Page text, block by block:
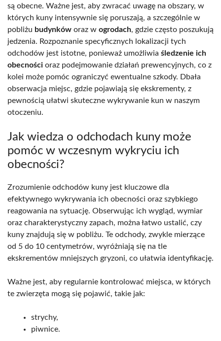
są obecne. Ważne jest, aby zwracać uwagę na obszary, w
których kuny intensywnie się poruszają, a szczególnie w
pobliżu budynków oraz w ogrodach, gdzie często poszukują
jedzenia. Rozpoznanie specyficznych lokalizacji tych
odchodów jest istotne, ponieważ umożliwia śledzenie ich
obecności oraz podejmowanie działań prewencyjnych, co z
kolei może pomóc ograniczyć ewentualne szkody. Dbała
obserwacja miejsc, gdzie pojawiają się ekskrementy, z
pewnością ułatwi skuteczne wykrywanie kun w naszym
otoczeniu.
Jak wiedza o odchodach kuny może
pomóc w wczesnym wykryciu ich
obecności?
Zrozumienie odchodów kuny jest kluczowe dla
efektywnego wykrywania ich obecności oraz szybkiego
reagowania na sytuację. Obserwując ich wygląd, wymiar
oraz charakterystyczny zapach, można łatwo ustalić, czy
kuny znajdują się w pobliżu. Te odchody, zwykle mierzące
od 5 do 10 centymetrów, wyróżniają się na tle
ekskrementów mniejszych gryzoni, co ułatwia identyfikację.
Ważne jest, aby regularnie kontrolować miejsca, w których
te zwierzęta mogą się pojawić, takie jak:
strychy,
piwnice.